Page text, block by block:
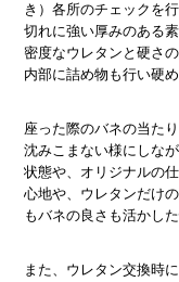
き）各所のチェックを
切れに強い厚みのある
密度なウレタンと硬さ
内部に詰め物も行い硬
座った際のバネの当た
沈みこまない様にしな
状態や、オリジナルの
心地や、ウレタンだけ
もバネの良さも活かし
また、ウレタン交換時